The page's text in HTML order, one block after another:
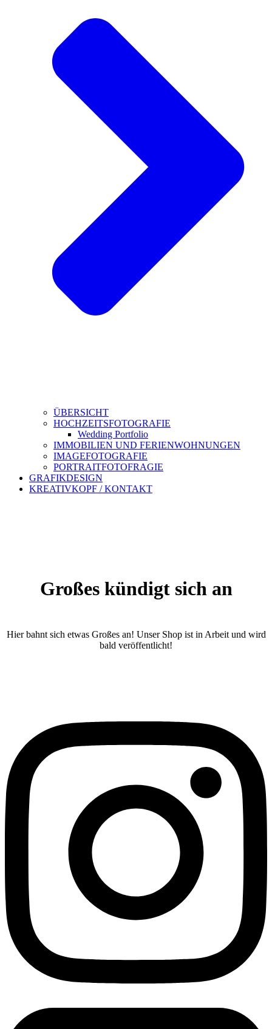
ÜBERSICHT
HOCHZEITSFOTOGRAFIE
Wedding Portfolio
IMMOBILIEN UND FERIENWOHNUNGEN
IMAGEFOTOGRAFIE
PORTRAITFOTOFRAGIE
GRAFIKDESIGN
KREATIVKOPF / KONTAKT
Großes kündigt sich an
Hier bahnt sich etwas Großes an! Unser Shop ist in Arbeit und wird
bald veröffentlicht!